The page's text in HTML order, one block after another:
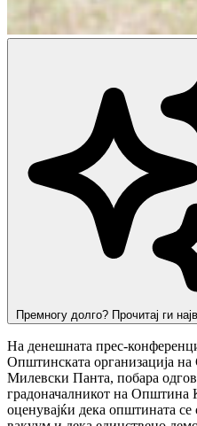
Премногу долго? Прочитај ги
На денешната прес-
Општинската организација
Милевски Панта, побара
градоначалникот на
оценувајќи дека општината